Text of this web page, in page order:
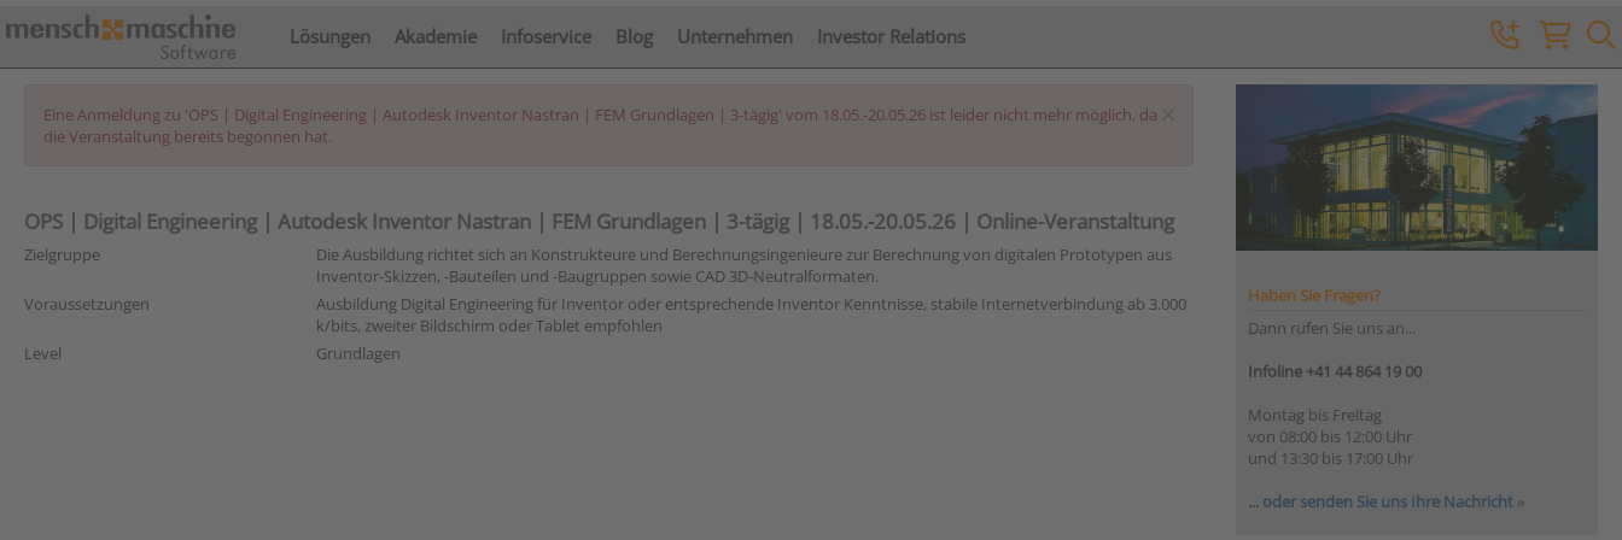
Lösungen Akademie Infoservice Blog Unternehmen Investor Relations
Eine Anmeldung zu 'OPS | Digital Engineering | Autodesk Inventor Nastran | FEM Grundlagen | 3-tägig' vom 18.05.-20.05.26 ist leider nicht mehr möglich, da
die Veranstaltung bereits begonnen hat.
OPS | Digital Engineering | Autodesk Inventor Nastran | FEM Grundlagen | 3-tägig | 18.05.-20.05.26 | Online-Veranstaltung
Zielgruppe
Die Ausbildung richtet sich an Konstrukteure und Berechnungsingenieure zur Berechnung von digitalen Prototypen aus
Inventor-Skizzen, -Bauteilen und -Baugruppen sowie CAD 3D-Neutralformaten.
Voraussetzungen
Ausbildung Digital Engineering für Inventor oder entsprechende Inventor Kenntnisse, stabile Internetverbindung ab 3.000
k/bits, zweiter Bildschirm oder Tablet empfohlen
Level
Grundlagen
Haben Sie Fragen?
Dann rufen Sie uns an...
Infoline +41 44 864 19 00
Montag bis Freitag
von 08:00 bis 12:00 Uhr
und 13:30 bis 17:00 Uhr
... oder senden Sie uns Ihre Nachricht »